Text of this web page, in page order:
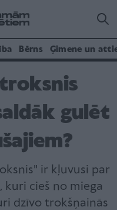
Bērns Ģimene un
gulēt
ir kļuvusi par
kuri cieš no miega
dzīvo trokšņainās